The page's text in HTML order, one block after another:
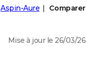
Aspin-Aure
Comparer
Mise à jour le 26/03/26